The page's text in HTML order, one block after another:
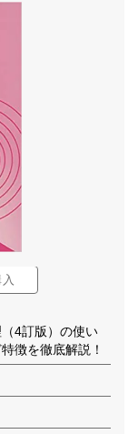
4訂版）の使い
徴を徹底解説！